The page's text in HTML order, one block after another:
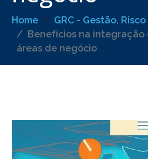
Home
GRC - Gestão,
Benefícios na integração
áreas de negócio